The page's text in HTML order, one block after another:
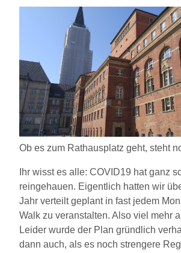
Ob es zum Rathausplatz geht, steht
Ihr wisst es alle: COVID19 hat ganz
reingehauen. Eigentlich hatten wir
Jahr verteilt geplant in fast jedem
Walk zu veranstalten. Also viel mehr
Leider wurde der Plan gründlich
dann auch, als es noch strengere